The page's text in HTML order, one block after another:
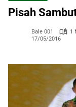
Pisah
Bale 001
1
17/05/2016